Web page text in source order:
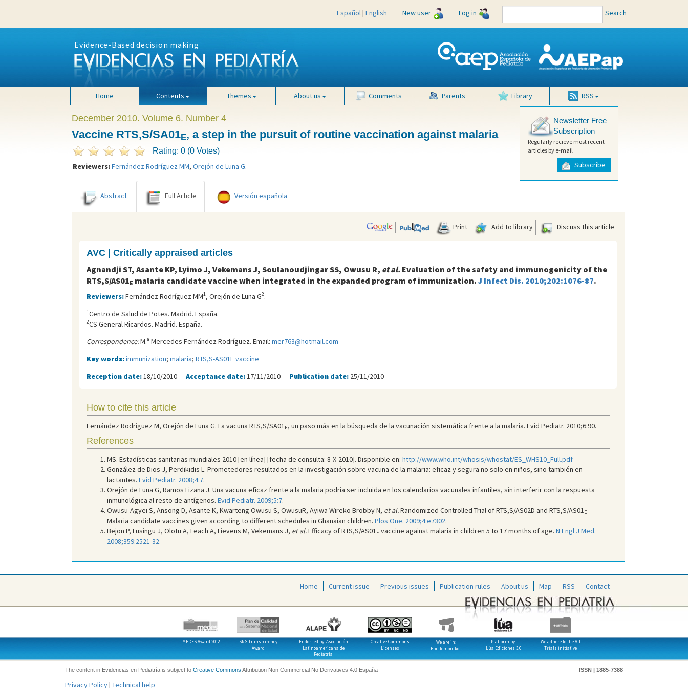
Español| English New user Log in Search
Evidence-Based decision making
Home Contents Themes About us Comments Parents Library RSS
December 2010. Volume 6. Number 4
Vaccine RTS,S/SA01E, a step in the pursuit of routine vaccination against malaria
Rating: 0 (0 Votes)
Reviewers:Fernández Rodríguez MM, Orejón de Luna G.
Newsletter Free
Subscription
Regularly recieve most recent
articles by e-mail
Subscribe
Abstract Full Article Versión española
Print Add to library Discuss this article
AVC | Critically appraised articles
Agnandji ST, Asante KP, Lyimo J, Vekemans J, Soulanoudjingar SS, Owusu R, et al.Evaluation of the safety and immunogenicity of the
RTS,S/AS01E malaria candidate vaccine when integrated in the expanded program of immunization. J Infect Dis. 2010;202:1076-87.
Reviewers:Fernández Rodríguez MM1, Orejón de Luna G2.
1Centro de Salud de Potes. Madrid. España.
2CS General Ricardos. Madrid. España.
Correspondence:M.ª Mercedes Fernández Rodríguez. Email: mer763@hotmail.com
Key words:immunization; malaria; RTS,S-AS01E vaccine
Reception date: 18/10/2010 Acceptance date: 17/11/2010 Publication date: 25/11/2010
How to cite this article
Fernández Rodriguez M, Orejón de Luna G. La vacuna RTS,S/SA01 E, un paso más en la búsqueda de la vacunación sistemática frente a la malaria. Evid Pediatr. 2010;6:90.
References
MS. Estadísticas sanitarias mundiales 2010 [en línea] [fecha de consulta: 8-X-2010]. Disponible en: http://www.who.int/whosis/whostat/ES_WHS10_Full.pdf
González de Dios J, Perdikidis L. Prometedores resultados en la investigación sobre vacuna de la malaria: eficaz y segura no solo en niños, sino también en
lactantes. Evid Pediatr. 2008;4:7.
Orejón de Luna G, Ramos Lizana J. Una vacuna eficaz frente a la malaria podría ser incluida en los calendarios vacunales infantiles, sin interferir con la respuesta
inmunológica al resto de antígenos. Evid Pediatr. 2009;5:7.
Owusu-Agyei S, Ansong D, Asante K, Kwarteng Owusu S, OwusuR, Ayiwa Wireko Brobby N, et al.Randomized Controlled Trial of RTS,S/AS02D and RTS,S/AS01 E
Malaria candidate vaccines given according to different schedules in Ghanaian children. Plos One. 2009;4:e7302.
Bejon P, Lusingu J, Olotu A, Leach A, Lievens M, Vekemans J, et al.Efficacy of RTS,S/AS01 E vaccine against malaria in children 5 to 17 months of age. N Engl J Med.
2008;359:2521-32.
Home Current issue Previous issues Publication rules About us Map RSS Contact
MEDES Award 2012
SNS Transparency
Award
Endorsed by: Asociación
Latinoamericana de
Pediatría
Creative Commons
Licenses
We are in:
Epistemonikos
Platform by:
Lúa Ediciones 3.0
We adhere to the All
Trials initiative
The content in Evidencias en Pediatría is subject to Creative Commons Attribution Non Commercial No Derivatives 4.0 España ISSN | 1885-7388
Privacy Policy| Technical help